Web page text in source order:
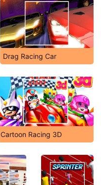
Drag Racing Car
Cartoon Racing 3D